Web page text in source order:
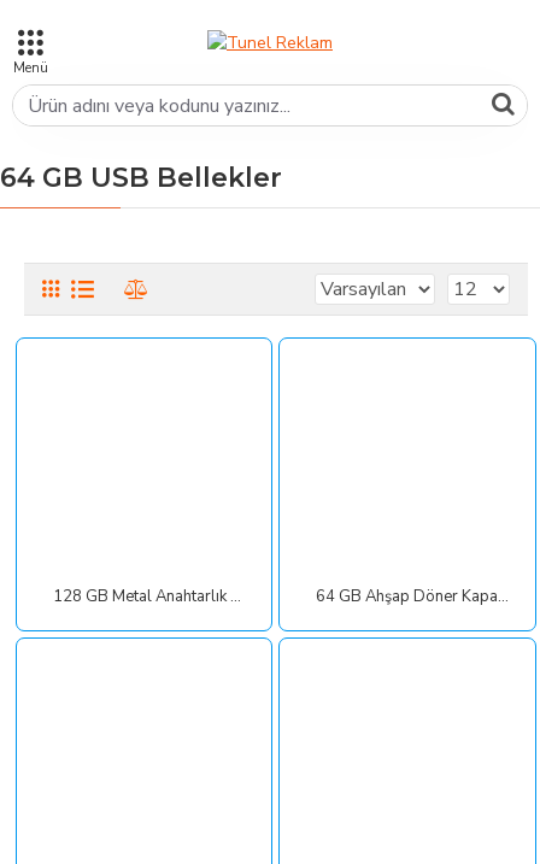
64 GB USB Bellekler
128 GB Metal Anahtarlık USB Bellek 64 GB Ahşap Döner Kapaklı USB Bellek